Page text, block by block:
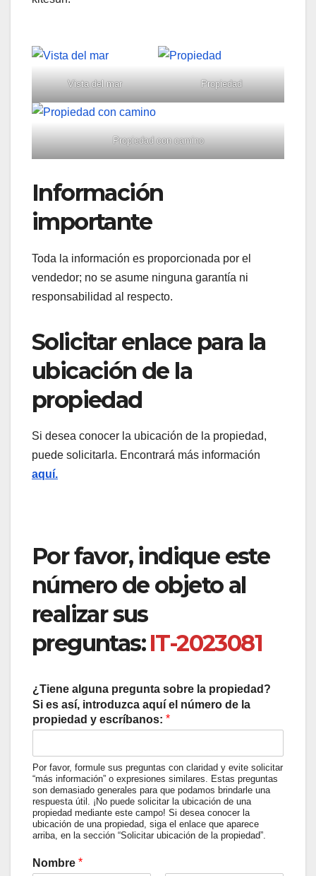
Vista del mar Propiedad
Propiedad con camino
Información
importante
Toda la información es proporcionada por el
vendedor; no se asume ninguna garantía ni
responsabilidad al respecto.
Solicitar enlace para la
ubicación de la
propiedad
Si desea conocer la ubicación de la propiedad,
puede solicitarla. Encontrará más información
aquí.
Por favor, indique este
número de objeto al
realizar sus
preguntas: IT-2023081
¿Tiene alguna pregunta sobre la propiedad?
Si es así, introduzca aquí el número de la
propiedad y escríbanos: *
Por favor, formule sus preguntas con claridad y evite solicitar
“más información” o expresiones similares. Estas preguntas
son demasiado generales para que podamos brindarle una
respuesta útil. ¡No puede solicitar la ubicación de una
propiedad mediante este campo! Si desea conocer la
ubicación de una propiedad, siga el enlace que aparece
arriba, en la sección “Solicitar ubicación de la propiedad”.
Nombre *